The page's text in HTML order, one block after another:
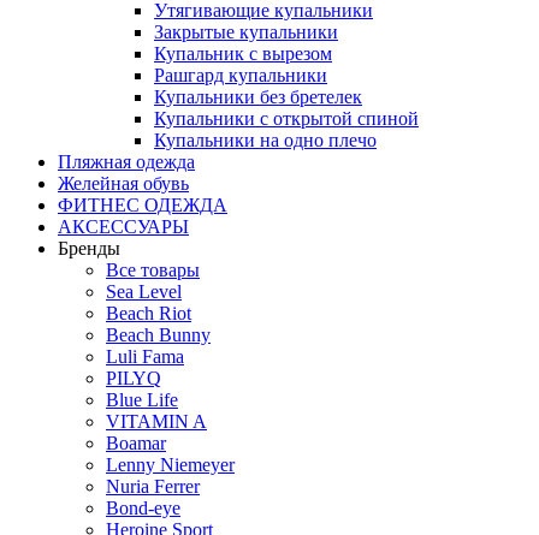
Утягивающие купальники
Закрытые купальники
Купальник с вырезом
Рашгард купальники
Купальники без бретелек
Купальники с открытой спиной
Купальники на одно плечо
Пляжная одежда
Желейная обувь
ФИТНЕС ОДЕЖДА
АКСЕССУАРЫ
Бренды
Все товары
Sea Level
Beach Riot
Beach Bunny
Luli Fama
PILYQ
Blue Life
VITAMIN A
Boamar
Lenny Niemeyer
Nuria Ferrer
Bond-eye
Heroine Sport